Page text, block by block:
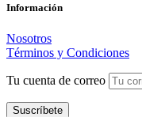
Información
Nosotros
Términos y Condiciones
Tu cuenta de correo